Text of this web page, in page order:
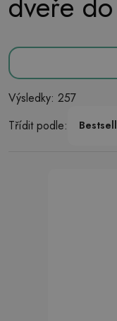
Výsledky: 257
Třídit podle: